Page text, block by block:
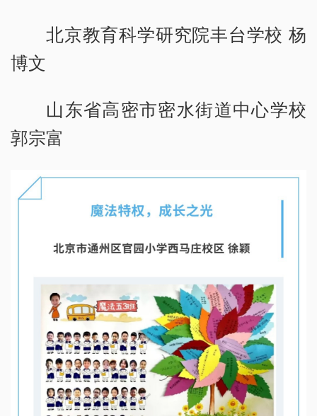
北京教育科学研究院丰台学校 杨
博文
山东省高密市密水街道中心学校
郭宗富